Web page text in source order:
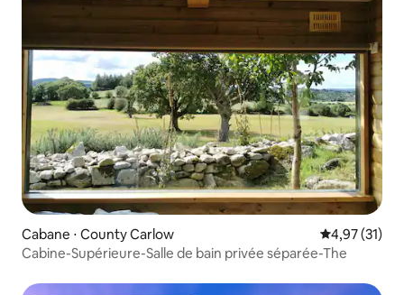
Cabane ⋅ County Carlow Évaluation
4,97 (31)
Cabine-Supérieure-Salle de bain privée séparée-The